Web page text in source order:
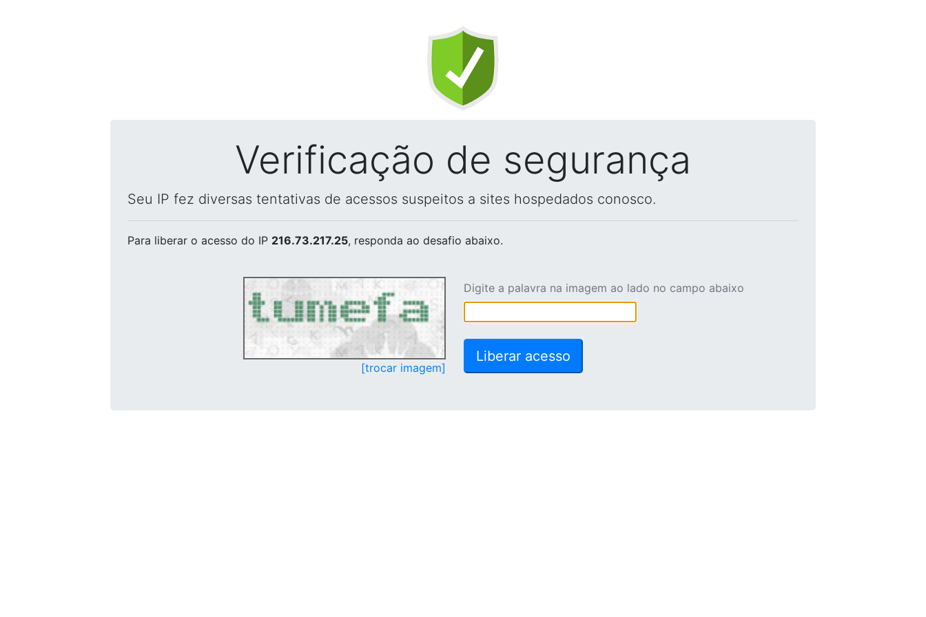
Verificação de segurança
Seu IP fez diversas tentativas de acessos suspeitos a sites hospedados conosco.
Para liberar o acesso do IP 216.73.217.25, responda ao desafio abaixo.
[trocar imagem]
Digite a palavra na imagem ao lado no campo abaixo